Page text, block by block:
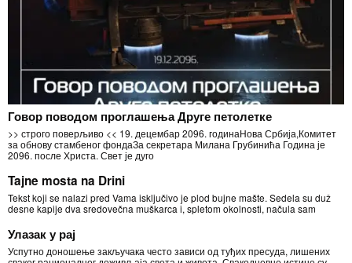
Говор поводом проглашења Друге петолетке
>> строго поверљиво << 19. децембар 2096. годинаНова Србија,Комитет
за обнову стамбеног фондаЗа секретара Милана Грубинића Година је
2096. после Христа. Свет је дуго
Tajne mosta na Drini
Tekst koji se nalazi pred Vama isključivo je plod bujne mašte. Sedela su duž
desne kapije dva sredovečna muškarca i, spletom okolnosti, načula sam
Улазак у рај
Успутно доношење закључака често зависи од туђих пресуда, лишених